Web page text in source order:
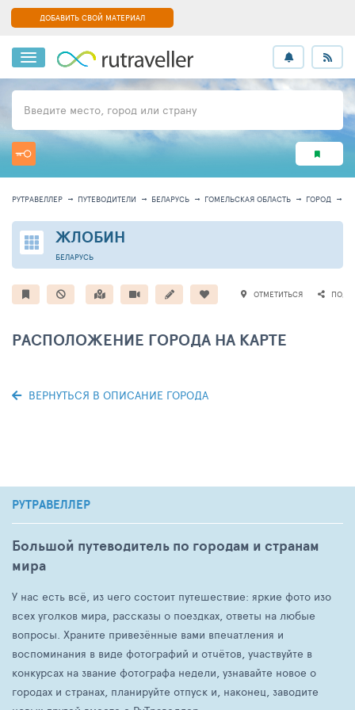
ДОБАВИТЬ СВОЙ МАТЕРИАЛ
Введите место, город или страну
РУТРАВЕЛЛЕР ПУТЕВОДИТЕЛИ БЕЛАРУСЬ ГОМЕЛЬСКАЯ ОБЛАСТЬ ГОРОД
ЖЛОБИН
БЕЛАРУСЬ
ОТМЕТИТЬСЯ
РАСПОЛОЖЕНИЕ ГОРОДА НА КАРТЕ
ВЕРНУТЬСЯ В ОПИСАНИЕ ГОРОДА
РУТРАВЕЛЛЕР
Большой путеводитель по городам и странам
мира
У нас есть всё, из чего состоит путешествие: яркие фото изо
всех уголков мира, рассказы о поездках, ответы на любые
вопросы. Храните привезённые вами впечатления и
воспоминания в виде фотографий и отчётов, участвуйте в
конкурсах на звание фотографа недели, узнавайте новое о
городах и странах, планируйте отпуск и, наконец, заводите